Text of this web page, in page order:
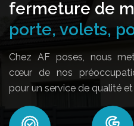
fermeture de
porte, volets,
Chez AF poses, nous
cœur de nos
pour un service de qualité